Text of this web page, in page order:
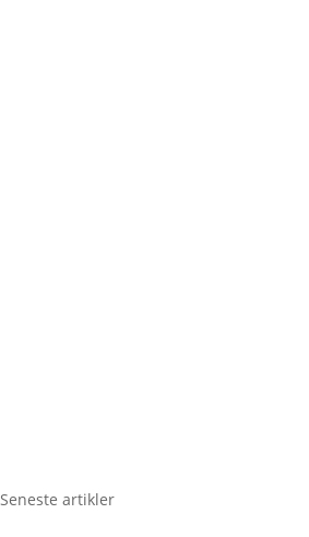
Seneste artikler